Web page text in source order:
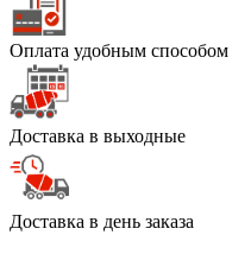
Оплата удобным способом
Доставка в выходные
Доставка в день заказа